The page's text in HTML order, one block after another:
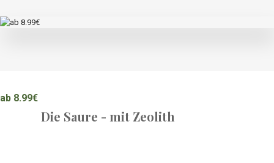
ab 8.99€
Die Saure - mit Zeolith